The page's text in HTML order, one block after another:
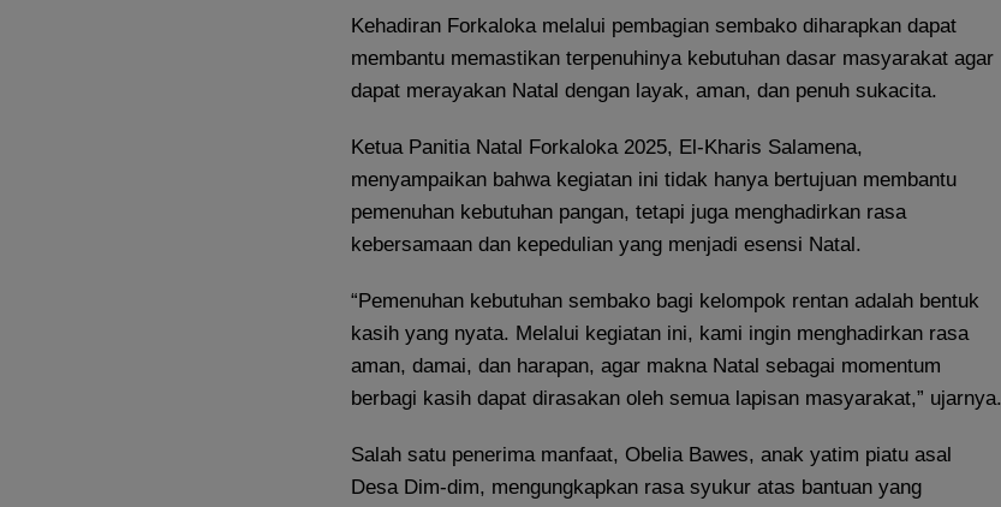
Kehadiran Forkaloka melalui pembagian sembako diharapkan dapat
membantu memastikan terpenuhinya kebutuhan dasar masyarakat agar
dapat merayakan Natal dengan layak, aman, dan penuh sukacita.
Ketua Panitia Natal Forkaloka 2025, El-Kharis Salamena,
menyampaikan bahwa kegiatan ini tidak hanya bertujuan membantu
pemenuhan kebutuhan pangan, tetapi juga menghadirkan rasa
kebersamaan dan kepedulian yang menjadi esensi Natal.
“Pemenuhan kebutuhan sembako bagi kelompok rentan adalah bentuk
kasih yang nyata. Melalui kegiatan ini, kami ingin menghadirkan rasa
aman, damai, dan harapan, agar makna Natal sebagai momentum
berbagi kasih dapat dirasakan oleh semua lapisan masyarakat,” ujarnya.
Salah satu penerima manfaat, Obelia Bawes, anak yatim piatu asal
Desa Dim-dim, mengungkapkan rasa syukur atas bantuan yang